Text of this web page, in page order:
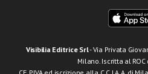
Visibilia Editrice Srl- Via Privata
Milano. Iscritta al